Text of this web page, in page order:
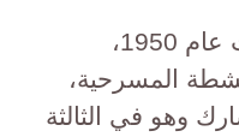
وقد ولد الحداد في الكويت عام 1950،
المسرحية،
عام 1963، وشارك وهو في الثالثة